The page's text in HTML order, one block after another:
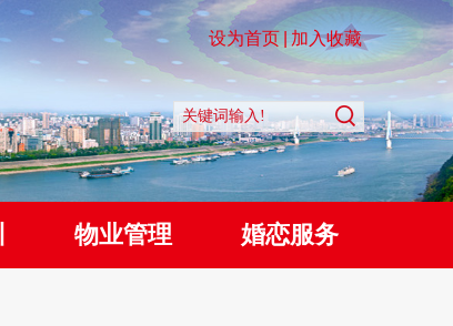
设为首页 加入收藏
物业管理 婚恋服务